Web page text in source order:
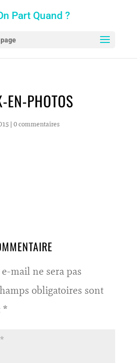
EN-PHOTOS
| 0 commentaires
mail ne sera pas
obligatoires sont
*